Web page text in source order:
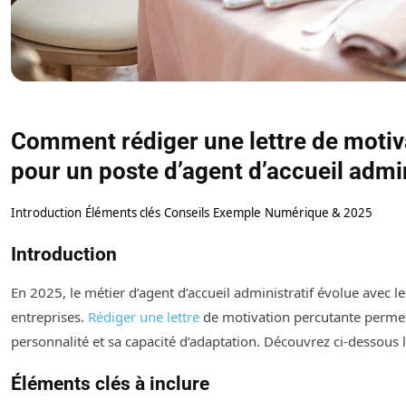
Comment rédiger une lettre de
pour un poste d’agent d’accueil
Introduction Éléments clés Conseils Exemple Numérique & 2025
Introduction
En 2025, le métier d’agent d’accueil administratif évolue avec
entreprises. Rédiger une lettre de motivation percutante
personnalité et sa capacité d’adaptation. Découvrez ci-
Éléments clés à inclure